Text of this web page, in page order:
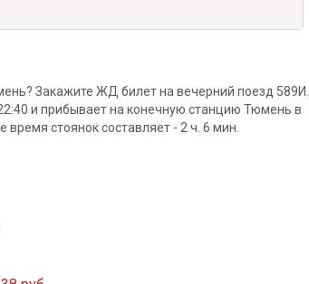
Закажите ЖД билет на вечерний поезд 589И.
и прибывает на конечную станцию Тюмень в
время стоянок составляет - 2 ч. 6 мин.